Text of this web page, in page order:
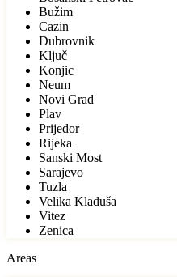
Bužim
Cazin
Dubrovnik
Ključ
Konjic
Neum
Novi Grad
Plav
Prijedor
Rijeka
Sanski Most
Sarajevo
Tuzla
Velika Kladuša
Vitez
Zenica
Areas